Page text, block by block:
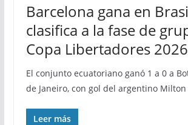
Barcelona gana en
clasifica a la fase de
Copa Libertadores 2026
El conjunto ecuatoriano ganó 1 a 0 a
de Janeiro, con gol del argentino Milton
Leer más